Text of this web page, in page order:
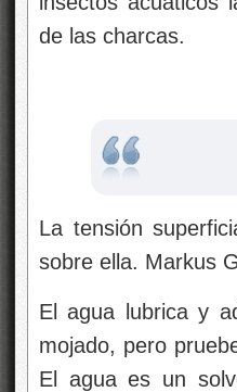
de las charcas.
La tensión
sobre ella. Markus
El agua lubrica y
mojado, pero
El agua es un